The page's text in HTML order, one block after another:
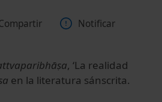
Notificar
, ‘La realidad
en la literatura sánscrita.